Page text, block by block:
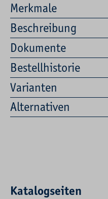
Merkmale
Beschreibung
Dokumente
Bestellhistorie
Varianten
Alternativen
Katalogseiten